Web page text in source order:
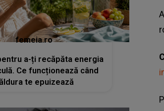
femeia.ro
a-ți recăpăta energia
Ce funcționează când
te epuizează